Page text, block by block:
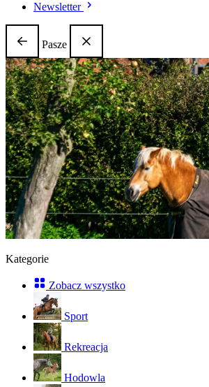
Newsletter
Pasze
Kategorie
Zobacz wszystko
Sport
Rekreacja
Hodowla